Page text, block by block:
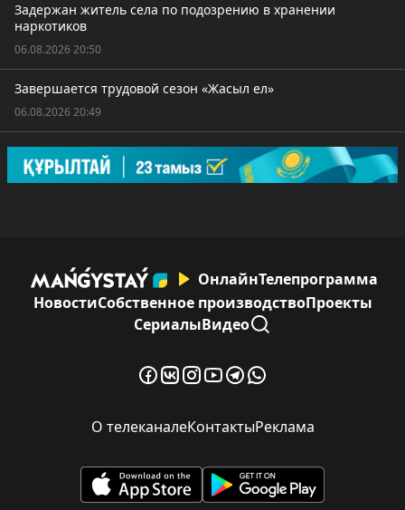
Задержан житель села по подозрению в хранении
наркотиков
06.08.2026 20:50
Завершается трудовой сезон «Жасыл ел»
06.08.2026 20:49
ОнлайнТелепрограмма
НовостиСобственное производствоПроекты
СериалыВидео
О телеканалеКонтактыРеклама